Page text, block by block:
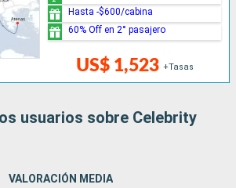
US$ 1,523 +Tasas
Hasta -$600/cabina
60% Off en 2° pasajero
usuarios sobre Celebrity
VALORACIÓN MEDIA